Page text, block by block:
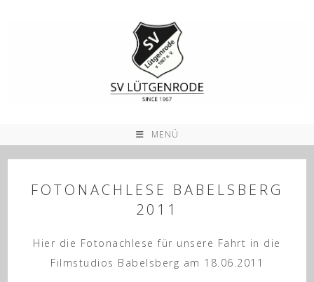
MENÜ
FOTONACHLESE BABELSBERG
2011
Hier die Fotonachlese für unsere Fahrt in die
Filmstudios Babelsberg am 18.06.2011